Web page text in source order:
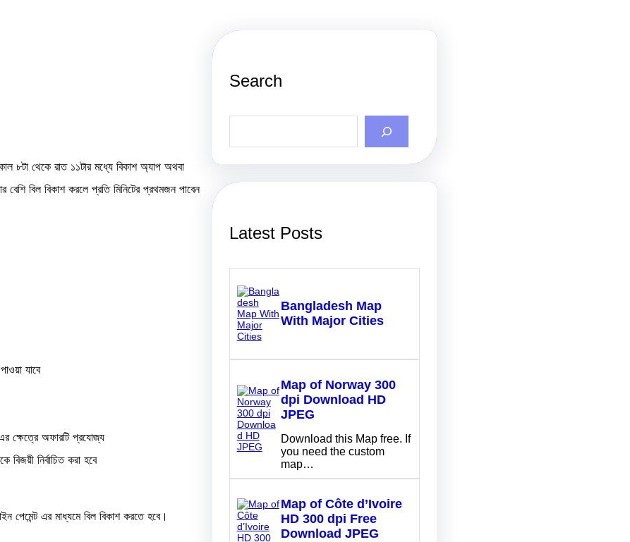
৮টা থেকে রাত ১১টার মধ্যে বিকাশ অ্যাপ অথবা
বিল বিকাশ করলে প্রতি মিনিটের প্রথমজন পাবেন
যাবে
এর ক্ষেত্রে অফারটি প্রযোজ্য
নির্বাচিত করা হবে
এর মাধ্যমে বিল বিকাশ করতে হবে।
Search
Latest Posts
Bangladesh Map
With Major Cities
Map of Norway 300
dpi Download HD
JPEG
Download this Map free. If
you need the custom
map…
Map of Côte d’Ivoire
HD 300 dpi Free
Download JPEG